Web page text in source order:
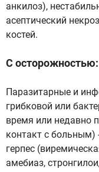
анкилоз),
асептический
костей.
С осторожностью:
Паразитарные и
грибковой или
время или недавно
контакт с больным)
герпес
амебиаз,